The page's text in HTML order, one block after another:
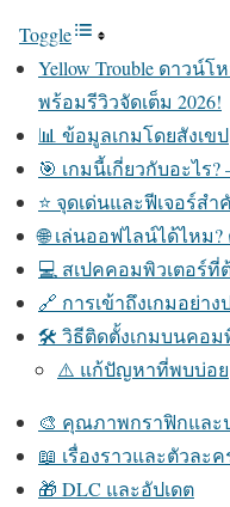
Toggle
Yellow Trouble ดาวน์
พร้อมรีวิวจัดเต็ม 2026!
📊 ข้อมูลเกมโดยสังเขป
🎯 เกมนี้เกี่ยวกับอะไร
⭐ จุดเด่นและฟีเจอร์ส
🌐 เล่นออฟไลน์ได้ไหม
💻 สเปคคอมพิวเตอร์ที่
🔗 การเข้าถึงเกมอย่า
🛠️ วิธีติดตั้งเกมบนคอม
⚠️ แก้ปัญหาที่พบบ่อย
🎨 คุณภาพกราฟิกและ
📖 เรื่องราวและตัวละค
🎁 DLC และอัปเดต